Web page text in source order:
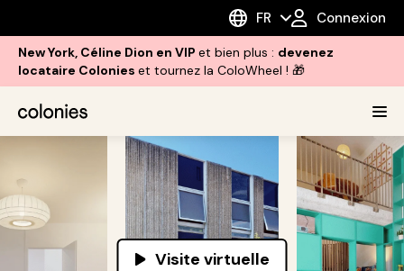
FR Connexion
New York, Céline Dion en VIP et bien plus : devenez
locataire Colonies et tournez la ColoWheel ! 🎁
Visite virtuelle